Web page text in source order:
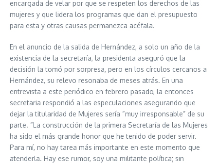
encargada de velar por que se respeten los derechos de las
mujeres y que lidera los programas que dan el presupuesto
para esta y otras causas permanezca acéfala.
En el anuncio de la salida de Hernández, a solo un año de la
existencia de la secretaría, la presidenta aseguró que la
decisión la tomó por sorpresa, pero en los círculos cercanos a
Hernández, su relevo resonaba de meses atrás. En una
entrevista a este periódico en febrero pasado, la entonces
secretaria respondió a las especulaciones asegurando que
dejar la titularidad de Mujeres sería “muy irresponsable” de su
parte. “La construcción de la primera Secretaría de las Mujeres
ha sido el más grande honor que he tenido de poder servir.
Para mí, no hay tarea más importante en este momento que
atenderla. Hay ese rumor, soy una militante política; sin